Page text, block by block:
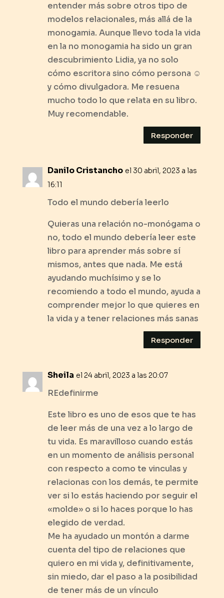
entender más sobre otros tipo de
modelos relacionales, más allá de la
monogamia. Aunque llevo toda la vida
en la no monogamia ha sido un gran
descubrimiento Lidia, ya no solo
cómo escritora sino cómo persona ☺️
y cómo divulgadora. Me resuena
mucho todo lo que relata en su libro.
Muy recomendable.
Responder
Danilo Cristancho el 30 abril, 2023 a las
16:11
Todo el mundo debería leerlo
Quieras una relación no-monógama o
no, todo el mundo debería leer este
libro para aprender más sobre sí
mismos, antes que nada. Me está
ayudando muchísimo y se lo
recomiendo a todo el mundo, ayuda a
comprender mejor lo que quieres en
la vida y a tener relaciones más sanas
Responder
Sheila el 24 abril, 2023 a las 20:07
REdefinirme
Este libro es uno de esos que te has
de leer más de una vez a lo largo de
tu vida. Es maravilloso cuando estás
en un momento de análisis personal
con respecto a como te vinculas y
relacionas con los demás, te permite
ver si lo estás haciendo por seguir el
«molde» o si lo haces porque lo has
elegido de verdad.
Me ha ayudado un montón a darme
cuenta del tipo de relaciones que
quiero en mi vida y, definitivamente,
sin miedo, dar el paso a la posibilidad
de tener más de un vínculo